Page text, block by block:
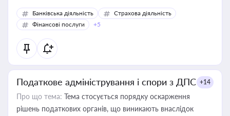
Банківська діяльність
Страхова діяльність
Фінансові послуги
+5
Податкове адміністрування і спори з ДПС +14
Про що тема: Тема стосується порядку оскарження
рішень податкових органів, що виникають внаслідок